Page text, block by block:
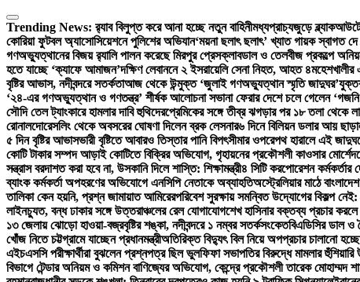
Skip
to
content
Trending News: র‍্যাব বিলুপ্ত করে আনা হচ্ছে নতুন বাহিনীমধ্যপ্রাচ্যজুড়ে
কোরিয়া ফুটবল অ্যাসোসিয়েশনে পুলিশের অভিযান‘ময়না ছলাৎ ছলাৎ’ খ্যাত গায়ক স্বাগত দে
গণঅভ্যুত্থানের বিজয় র‍্যালি পালন করেছে মিরপুর প্রেসক্লাবডাল ও তেলবীজ প্রকল্পে
হতে যাচ্ছে ‘ক্যাফে আমাজন’দক্ষিণ লেবাননে ২ ইসরায়েলি সেনা নিহত, আহত ৪
বৃষ্টির আভাস, নদীবন্দরে সতর্কতাআজ থেকে উন্মুক্ত ‘জুলাই গণঅভ্যুত্থান স্মৃতি জাদুঘর’
‘২৪-এর গণঅভ্যুত্থান ও গণতন্ত্র’ শীর্ষক আলোচনা সভানা ফেরার দেশে চলে গেলেন
সৌদি তেল ট্যাংকারে হামলার দাবি হুথিদেরপ্রেমিকের সঙ্গে তীব্র ঝগড়ার পর ১৮ তলা থেকে
রোনালদোরেসলিং থেকে অবসরের ঘোষণা দিলেন ব্রক লেসনার৬ দিনে বিলিয়ন ডলার আয়
৫ দিন বৃষ্টির আভাসভারী বৃষ্টিতে আবারও তিস্তার পানি বিপৎসীমার ওপরেপথ হারালে এই
কোটি টাকার সম্পদ আড়াই কোটিতে বিক্রির অভিযোগ, গৃহায়নের প্রকৌশলী কাওসার
সন্ত্রাস বরদাশত করা হবে না, উসকানি দিলে শাস্তি: শিক্ষামন্ত্রী৪ সিটি করপোরেশন কর্মকর্তার
ব্যাংক কর্মকর্তা অপহরণের অভিযোগে এনসিপি নেতাকে অব্যাহতিঅস্ট্রেলিয়ার মাঠে
তালিকা কেন হয়নি, প্রশ্ন জামায়াত আমিরেরপরিবেশ সুরক্ষায় সমন্বিত উদ্যোগের বিকল্প নেই:
লাইনচ্যুত, বন্ধ ঢাকার সঙ্গে উত্তরাঞ্চলের রেল যোগাযোগশেখ হাসিনার বক্তব্য প্রচার করলে
১৩ জেলায় ঝোড়ো হাওয়া-বজ্রবৃষ্টির শঙ্কা, নদীবন্দরে ১ নম্বর সতর্কসংকেতবিএডিসির ডাল ও
খোঁজ নিতে চট্টগ্রামে যাচ্ছেন প্রধানমন্ত্রীঅতিরিক্ত বিদ্যুৎ বিল নিয়ে অপপ্রচার চালানো
এইচএসসি পরীক্ষার্থীরা বুঝলেন প্রশ্নপত্র ছিল ভুলফিফা সভাপতির বিরুদ্ধে মামলার হুঁশিয়ারি
বিভাগে টেন্ডার অনিয়ম ও কমিশন বাণিজ্যের অভিযোগ, কেন্দ্রে প্রকৌশলী তারেক মোহাম্মদ